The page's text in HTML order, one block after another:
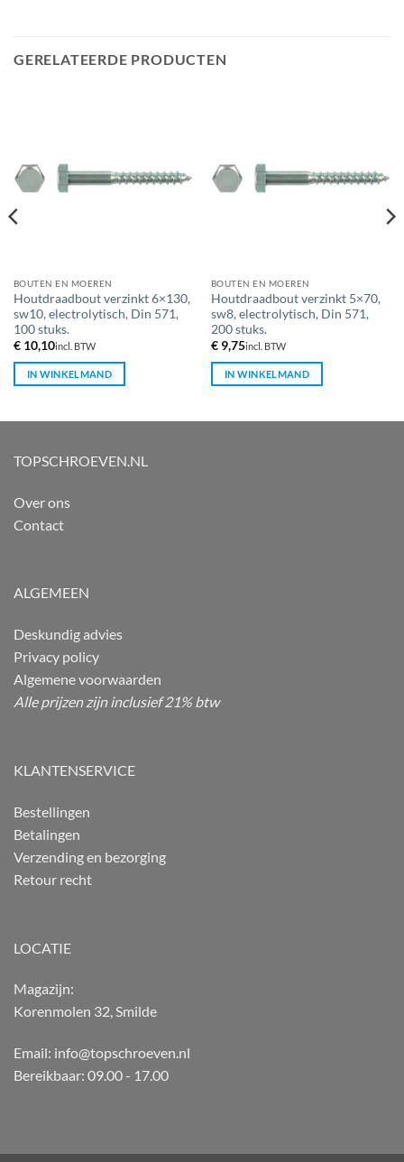
GERELATEERDE PRODUCTEN
BOUTEN EN MOEREN
Houtdraadbout verzinkt 6×130,
sw10, electrolytisch, Din 571,
100 stuks.
€10,10incl. BTW
IN WINKELMAND
BOUTEN EN MOEREN
Houtdraadbout verzinkt 5×70,
sw8, electrolytisch, Din 571,
200 stuks.
€9,75incl. BTW
IN WINKELMAND
TOPSCHROEVEN.NL
Over ons
Contact
ALGEMEEN
Deskundig advies
Privacy policy
Algemene voorwaarden
Alle prijzen zijn inclusief 21% btw
KLANTENSERVICE
Bestellingen
Betalingen
Verzending en bezorging
Retour recht
LOCATIE
Magazijn:
Korenmolen 32, Smilde
Email: info@topschroeven.nl
Bereikbaar: 09.00 - 17.00